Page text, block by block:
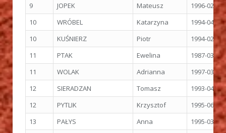
9
JOPEK Mateusz
1996-02-14
10
WRÓBEL Katarzyna
1994-04-27
10
KUŚNIERZ Piotr
1994-02-05
11
PTAK Ewelina
1987-03-20
11
WOLAK Adrianna
1997-03-01
12
SIERADZAN Tomasz
1993-04-20
12
PYTLIK Krzysztof
1995-06-21
13
PAŁYS Anna
1995-03-02